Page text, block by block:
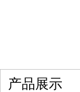
产品展示